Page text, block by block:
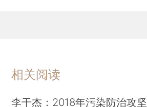
相关阅读
李干杰：2018年污染防治攻坚